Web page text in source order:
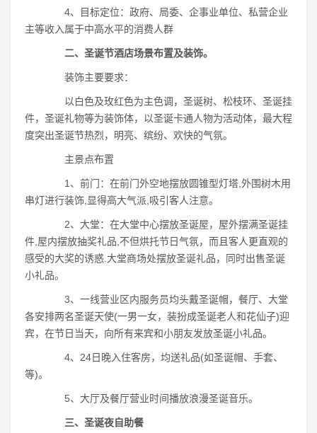
4、目标定位：政府、局委、企事业单位、私营企业
主等收入属于中高水平的消费人群
二、圣诞节酒店场景布置及装饰。
装饰主要要求：
以白色及玫红色为主色调，圣诞树、松枝环、圣诞挂
件，圣诞礼物等为装饰体，以圣诞卡通人物为活动体，最大程
度突出圣诞节热烈，明亮、缤纷、欢快的气氛。
主景点布置
1、前门：在前门外空地摆放圆锥型灯塔,外围树木用
串灯进行装饰,显得高大气派,吸引客人注意。
2、大堂：在大堂中心摆放圣诞屋，屋外摆满圣诞挂
件,屋内摆放抽奖礼品,不但烘托节日气氛，而且客人更直观的
感受的大奖的诱惑.大堂商场处摆放圣诞礼品，同时出售圣诞
小礼品。
3、一线营业区内服务员均头戴圣诞帽，餐厅、大堂
各安排两名圣诞天使(一男一女，装扮成圣诞老人和花仙子)迎
宾，在节日当天，向所有来宾和小朋友发放圣诞小礼品。
4、24日晚入住客房，均送礼品(如圣诞帽、手套、
等)。
5、大厅及餐厅营业时间播放浪漫圣诞音乐。
三、圣诞夜自助餐